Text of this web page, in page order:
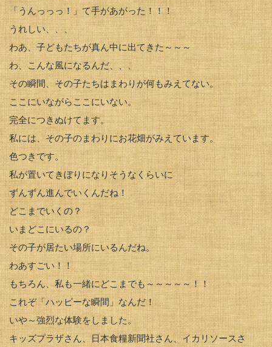
「うんっっっ！」て手があがった！！！
うれしい、、、
わあ、子どもたちが真ん中に出てきた～～～
わ、こんな風になるんだ、、、
その瞬間、その子たちはまわりが何もみえてない。
ここにいながらここにいない。
完全につきぬけてます。
私には、その子のまわりにお花畑がみえています。
色つきです。
私が置いてきぼりになりそうなくらいに
ずんずん進んでいくんだね！
どこまでいくの？
いまどこにいるの？
その子が居たい場所にいるんだね。
わあすごい！！
もちろん、私も一緒にどこまでも～～～～～！！
これぞ「ハッピーな瞬間」なんだ！
いや～強烈な体験をしました。
キッズプラザさん、日本食糧新聞社さん、イカリソースさ